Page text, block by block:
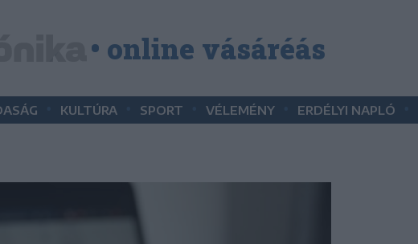
• online vásáréás
KULTÚRA SPORT VÉLEMÉNY ERDÉLYI NAPLÓ